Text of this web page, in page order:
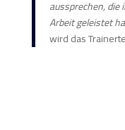
aussprechen,
Arbeit geleistet
wird das